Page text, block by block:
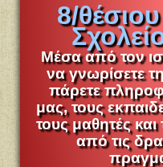
8/
Μέσα από τον
να γνωρίσετε
πάρετε
μας, τους
τους μαθητές και
από τις